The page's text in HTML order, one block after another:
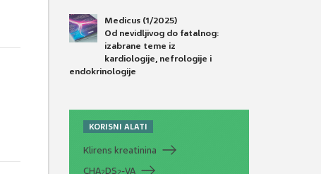
Medicus (1/2025)
Od nevidljivog do fatalnog:
izabrane teme iz
kardiologije, nefrologije i
endokrinologije
KORISNI ALATI
Klirens kreatinina
CHA2DS2-VA